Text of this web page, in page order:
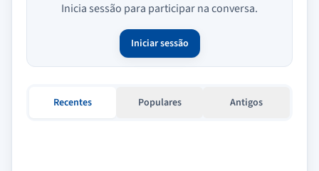
Inicia sessão para participar na conversa.
Iniciar sessão
Recentes Populares Antigos